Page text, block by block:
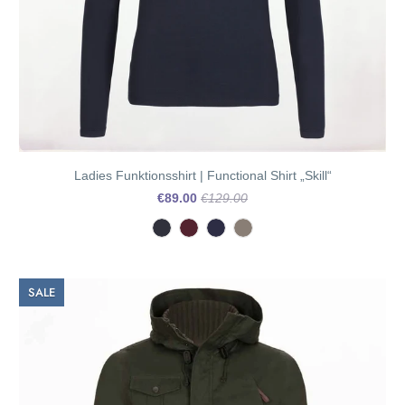
Ladies Funktionsshirt | Functional Shirt „Skill“
€89.00 €129.00
SALE